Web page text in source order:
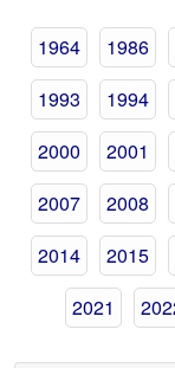
1964 1986
1993
1994
2000
2001
2007
2008
2014
2015
2021